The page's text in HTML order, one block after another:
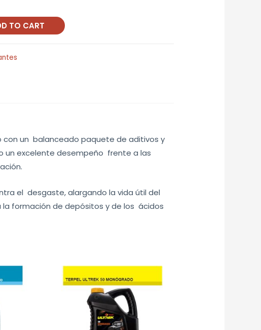
TO CART
con un balanceado paquete de aditivos y
un excelente desempeño frente a las
el desgaste, alargando la vida útil del
formación de depósitos y de los ácidos